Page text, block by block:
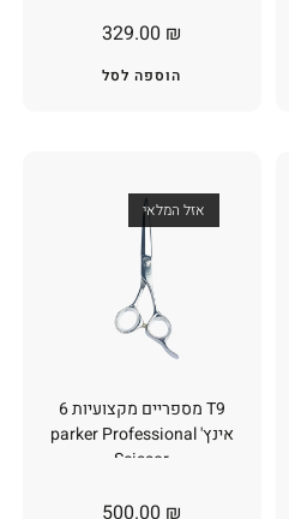
329.00 ₪
הוספה לסל
אזל המלאי
T9 מספריים מקצועיות 6
אינץ' parker Professional
Scissor